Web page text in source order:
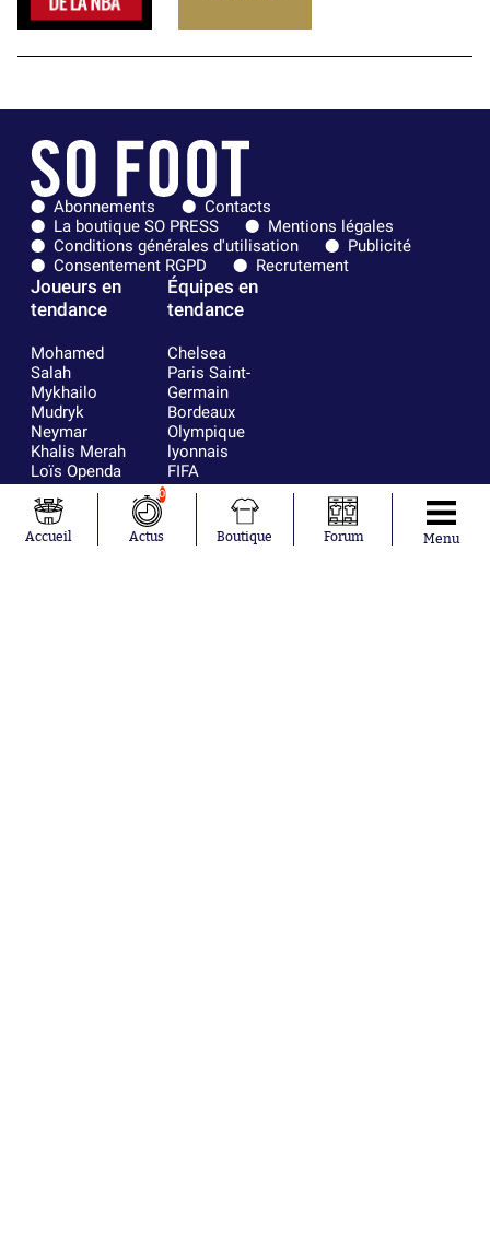
Abonnements
Contacts
La boutique SO PRESS
Mentions légales
Conditions générales d'utilisation
Publicité
Consentement RGPD
Recrutement
Joueurs en
tendance
Mohamed
Salah
Mykhailo
Mudryk
Neymar
Khalis Merah
Loïs Openda
Moussa
Niakhaté
Nicolás
Tagliafico
Équipes en
tendance
Chelsea
Paris Saint-
Germain
Bordeaux
Olympique
lyonnais
FIFA
Real Madrid
RC Strasbourg
AC Milan
France
Accueil
0
Actus Boutique Forum Menu